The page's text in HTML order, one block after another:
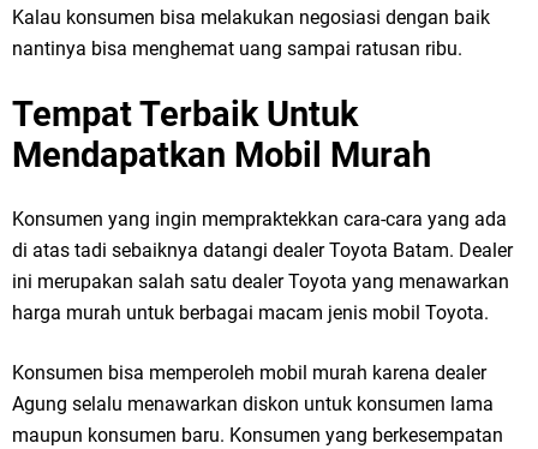
Kalau konsumen bisa melakukan negosiasi dengan baik
nantinya bisa menghemat uang sampai ratusan ribu.
Tempat Terbaik Untuk
Mendapatkan Mobil Murah
Konsumen yang ingin mempraktekkan cara-cara yang ada
di atas tadi sebaiknya datangi dealer Toyota Batam. Dealer
ini merupakan salah satu dealer Toyota yang menawarkan
harga murah untuk berbagai macam jenis mobil Toyota.
Konsumen bisa memperoleh mobil murah karena dealer
Agung selalu menawarkan diskon untuk konsumen lama
maupun konsumen baru. Konsumen yang berkesempatan